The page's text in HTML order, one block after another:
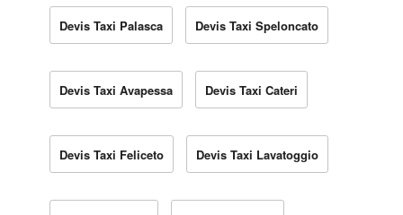
Devis Taxi Palasca Devis Taxi Speloncato
Devis Taxi Avapessa Devis Taxi Cateri
Devis Taxi Feliceto Devis Taxi Lavatoggio